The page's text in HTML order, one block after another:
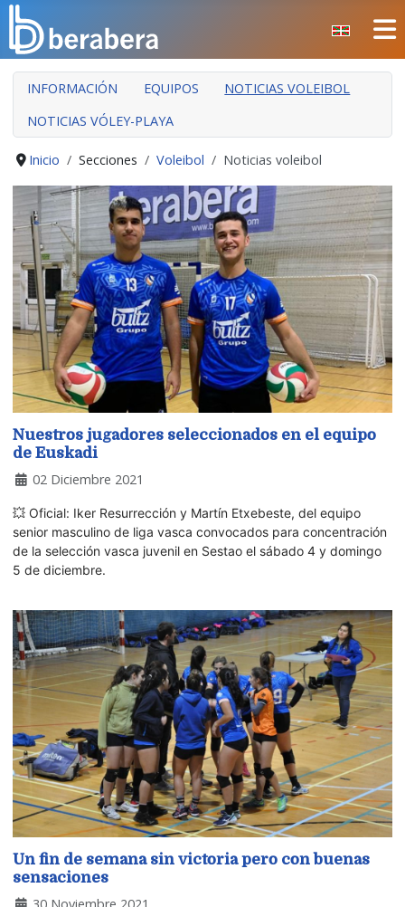
CERRAR
INICIO
CLUB
MANTEO
SECCIONES
EVENTOS
ÁREA SOCIAL
PREVENCIÓN DE LA VIOLENCIA
BERA BERA IZARRAK
INFORMACIÓN EQUIPOS
NOTICIAS VOLEIBOL
NOTICIAS VÓLEY-PLAYA
Inicio Secciones Voleibol Noticias voleibol
Nuestros jugadores seleccionados en el equipo
de Euskadi
02 Diciembre 2021
💥 Oficial: Iker Resurrección y Martín Etxebeste, del equipo
senior masculino de liga vasca convocados para concentración
de la selección vasca juvenil en Sestao el sábado 4 y domingo
5 de diciembre.
Un fin de semana sin victoria pero con buenas
sensaciones